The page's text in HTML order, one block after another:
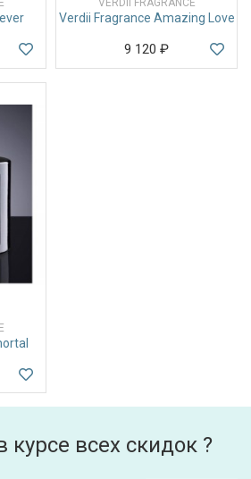
VERDII FRAGRANCE
Verdii Fragrance Amazing Love
9 120 ₽
курсе всех скидок ?